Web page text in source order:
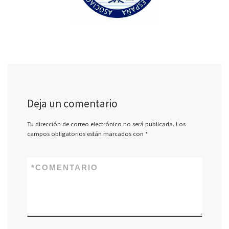
Deja un comentario
Tu dirección de correo electrónico no será publicada. Los
campos obligatorios están marcados con *
COMENTARIO
*